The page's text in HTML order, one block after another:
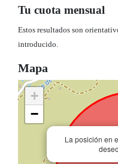
Tu cuota mensual
Estos resultados son
introducido.
Mapa
La posición en
+
−